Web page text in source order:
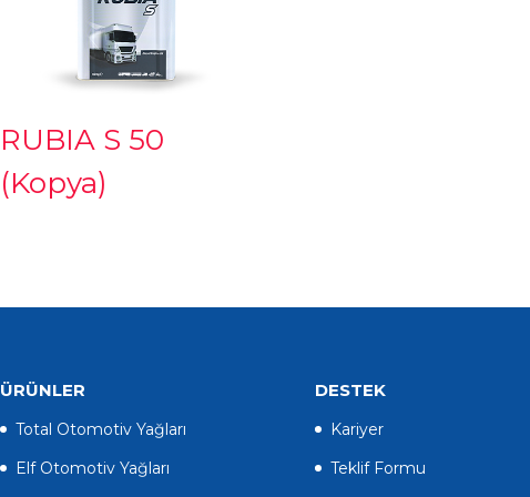
RUBIA S 50
(Kopya)
ÜRÜNLER
Total Otomotiv Yağları
Elf Otomotiv Yağları
DESTEK
Kariyer
Teklif Formu